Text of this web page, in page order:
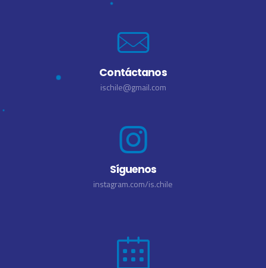
Contáctanos
ischile@gmail.com
Síguenos
instagram.com/is.chile